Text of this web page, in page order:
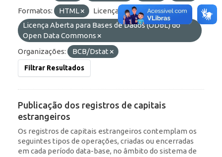
Formatos:
HTML
Licenças:
Licença Aberta para Bases de Dados (ODbL) do
Open Data Commons
Organizações:
BCB/Dstat
Filtrar Resultados
Publicação dos registros de capitais
estrangeiros
Os registros de capitais estrangeiros contemplam os
seguintes tipos de operações, criadas ou encerradas
em cada período data-base, no âmbito do sistema de